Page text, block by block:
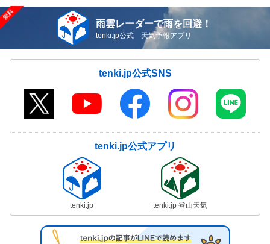
雨雲レーダーで雨を回避！
tenki.jp公式 天気予報アプリ
tenki.jp公式SNS
tenki.jp公式アプリ
tenki.jp tenki.jp 登山天気